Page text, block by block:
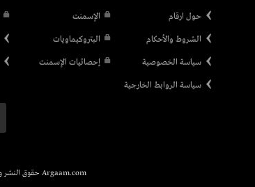
حول ارقام
الشروط والأحكام
سياسة الخصوصية
سياسة الروابط الخارجية
الإسمنت
البتروكيماويات
إحصائيات الإسمنت
Argaam.com حقوق النشر والتأليف © 2026، أرقام الاستثمارية , جميع الحقوق محفوظة